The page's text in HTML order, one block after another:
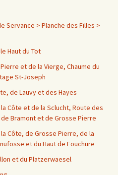
Servance > Planche des Filles >
Haut du Tot
et de la Vierge, Chaume du
St-Joseph
de Lauvy et des Hayes
Côte et de la Sclucht, Route des
Bramont et de Grosse Pierre
Côte, de Grosse Pierre, de la
et du Haut de Fouchure
et du Platzerwaesel